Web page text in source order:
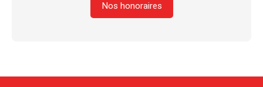
Nos honoraires